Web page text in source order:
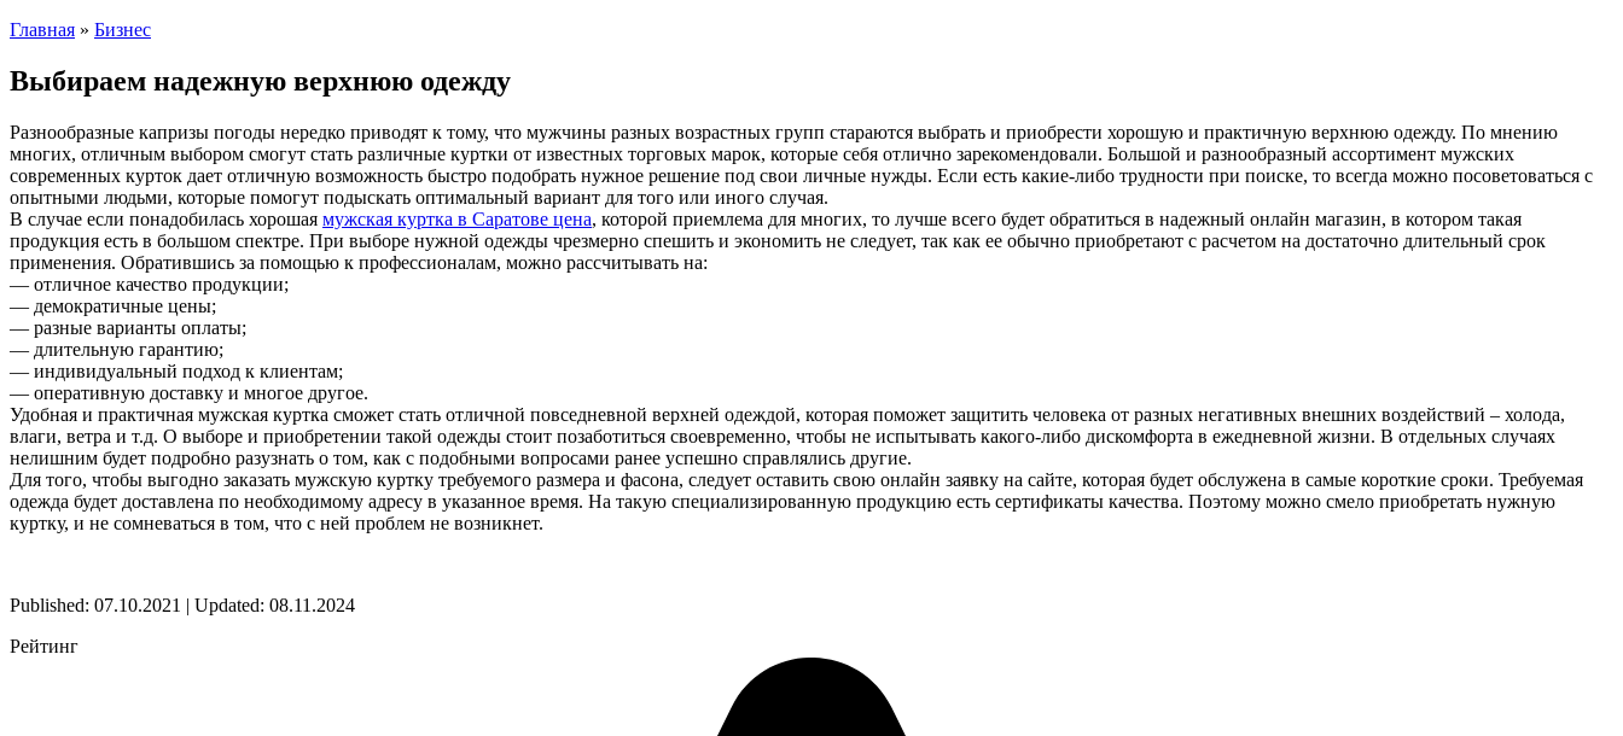
Главная » Бизнес
Выбираем надежную верхнюю одежду
Разнообразные капризы погоды нередко приводят к тому, что мужчины разных возрастных групп стараются выбрать и приобрести хорошую и практичную верхнюю одежду. По мнению
многих, отличным выбором смогут стать различные куртки от известных торговых марок, которые себя отлично зарекомендовали. Большой и разнообразный ассортимент мужских
современных курток дает отличную возможность быстро подобрать нужное решение под свои личные нужды. Если есть какие-либо трудности при поиске, то всегда можно посоветоваться с
опытными людьми, которые помогут подыскать оптимальный вариант для того или иного случая.
В случае если понадобилась хорошая мужская куртка в Саратове цена, которой приемлема для многих, то лучше всего будет обратиться в надежный онлайн магазин, в котором такая
продукция есть в большом спектре. При выборе нужной одежды чрезмерно спешить и экономить не следует, так как ее обычно приобретают с расчетом на достаточно длительный срок
применения. Обратившись за помощью к профессионалам, можно рассчитывать на:
— отличное качество продукции;
— демократичные цены;
— разные варианты оплаты;
— длительную гарантию;
— индивидуальный подход к клиентам;
— оперативную доставку и многое другое.
Удобная и практичная мужская куртка сможет стать отличной повседневной верхней одеждой, которая поможет защитить человека от разных негативных внешних воздействий – холода,
влаги, ветра и т.д. О выборе и приобретении такой одежды стоит позаботиться своевременно, чтобы не испытывать какого-либо дискомфорта в ежедневной жизни. В отдельных случаях
нелишним будет подробно разузнать о том, как с подобными вопросами ранее успешно справлялись другие.
Для того, чтобы выгодно заказать мужскую куртку требуемого размера и фасона, следует оставить свою онлайн заявку на сайте, которая будет обслужена в самые короткие сроки. Требуемая
одежда будет доставлена по необходимому адресу в указанное время. На такую специализированную продукцию есть сертификаты качества. Поэтому можно смело приобретать нужную
куртку, и не сомневаться в том, что с ней проблем не возникнет.
Published: 07.10.2021 | Updated: 08.11.2024
Рейтинг